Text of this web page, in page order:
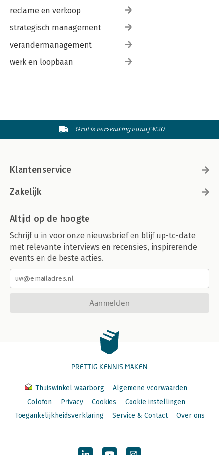
reclame en verkoop
strategisch management
verandermanagement
werk en loopbaan
Gratis verzending vanaf €20
Klantenservice
Zakelijk
Altijd op de hoogte
Schrijf u in voor onze nieuwsbrief en blijf up-to-date
met relevante interviews en recensies, inspirerende
events en de beste acties.
Aanmelden
PRETTIG KENNIS MAKEN
Thuiswinkel waarborg
Algemene voorwaarden
Colofon
Privacy Cookies
Cookie instellingen
Toegankelijkheidsverklaring
Service & Contact Over ons